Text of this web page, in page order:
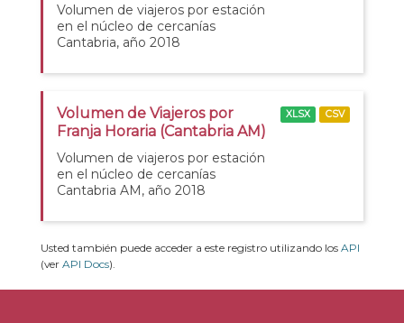
Volumen de viajeros por estación
en el núcleo de cercanías
Cantabria, año 2018
Volumen de Viajeros por
Franja Horaria (Cantabria AM)
Volumen de viajeros por estación
en el núcleo de cercanías
Cantabria AM, año 2018
XLSX CSV
Usted también puede acceder a este registro utilizando los API
(ver API Docs).